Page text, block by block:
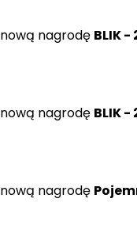
nową nagrodę BLIK -
nową nagrodę BLIK -
nową nagrodę